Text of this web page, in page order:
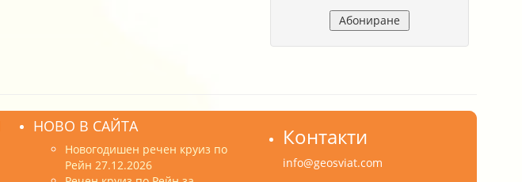
НОВО В САЙТА
Новогодишен речен круиз по
Рейн 27.12.2026
Контакти
info@geosviat.com